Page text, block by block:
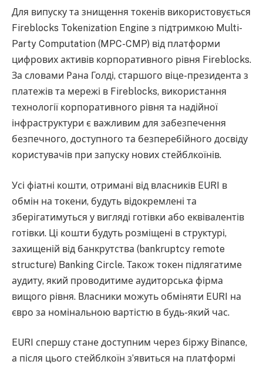
Для випуску та знищення токенів використовується
Fireblocks Tokenization Engine з підтримкою Multi-
Party Computation (MPC-CMP) від платформи
цифрових активів корпоративного рівня Fireblocks.
За словами Рана Голді, старшого віце-президента з
платежів та мережі в Fireblocks, використання
технології корпоративного рівня та надійної
інфраструктури є важливим для забезпечення
безпечного, доступного та безперебійного досвіду
користувачів при запуску нових стейблкоїнів.
Усі фіатні кошти, отримані від власників EURI в
обмін на токени, будуть відокремлені та
зберігатимуться у вигляді готівки або еквівалентів
готівки. Ці кошти будуть розміщені в структурі,
захищеній від банкрутства (bankruptcy remote
structure) Banking Circle. Також токен підлягатиме
аудиту, який проводитиме аудиторська фірма
вищого рівня. Власники можуть обміняти EURI на
євро за номінальною вартістю в будь-який час.
EURI спершу стане доступним через біржу Binance,
а після цього стейблкоїн з’явиться на платформі